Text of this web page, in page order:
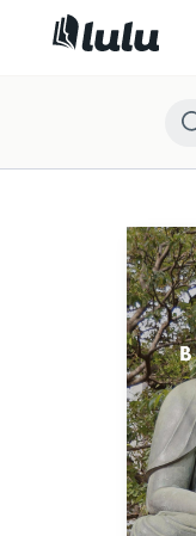
Bát Nhã Ba La Mật Đa